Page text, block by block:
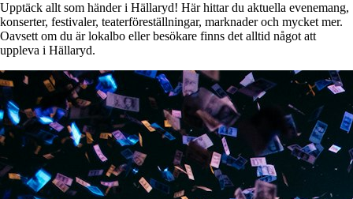
Upptäck allt som händer i Hällaryd! Här hittar du aktuella evenemang,
konserter, festivaler, teaterföreställningar, marknader och mycket mer.
Oavsett om du är lokalbo eller besökare finns det alltid något att
uppleva i Hällaryd.